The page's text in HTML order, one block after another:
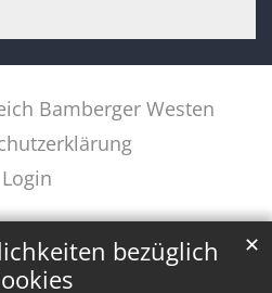
bezüglich
✕
Bamberger Westen
Login